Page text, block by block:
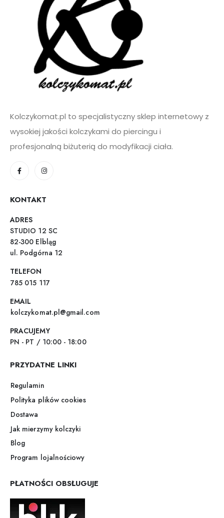
Kolczykomat.pl to specjalistyczny sklep internetowy z
wysokiej jakości kolczykami do piercingu i
profesjonalną biżuterią do modyfikacji ciała.
KONTAKT
ADRES
STUDIO 12 SC
82-300 Elbląg
ul. Podgórna 12
TELEFON
785 015 117
EMAIL
kolczykomat.pl@gmail.com
PRACUJEMY
PN - PT / 10:00 - 18:00
PRZYDATNE LINKI
Regulamin
Polityka plików cookies
Dostawa
Jak mierzymy kolczyki
Blog
Program lojalnościowy
PŁATNOŚCI OBSŁUGUJE